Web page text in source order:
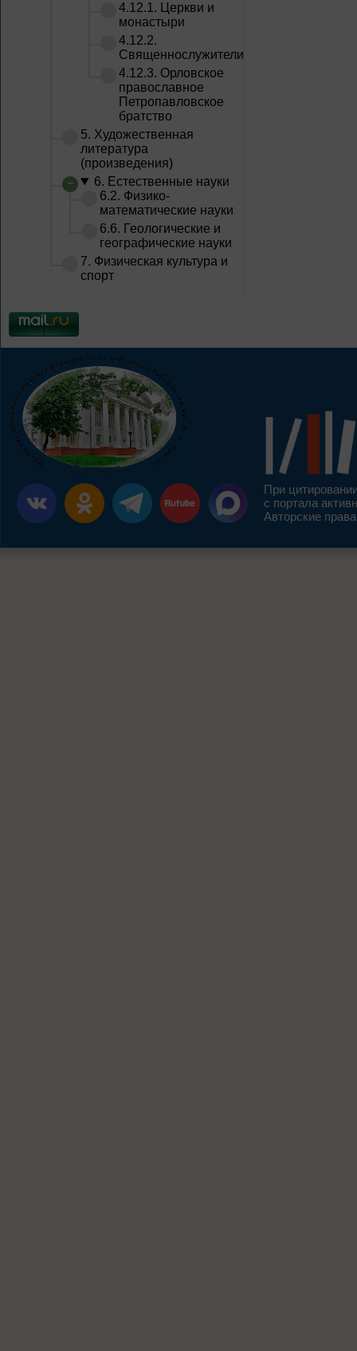
4.12.1. Церкви и
монастыри
4.12.2.
Священнослужители
4.12.3. Орловское
православное
Петропавловское
братство
5. Художественная
литература
(произведения)
6. Естественные науки
6.2. Физико-
математические науки
6.6. Геологические и
географические науки
7. Физическая культура и
спорт
При
с портала
Авторские